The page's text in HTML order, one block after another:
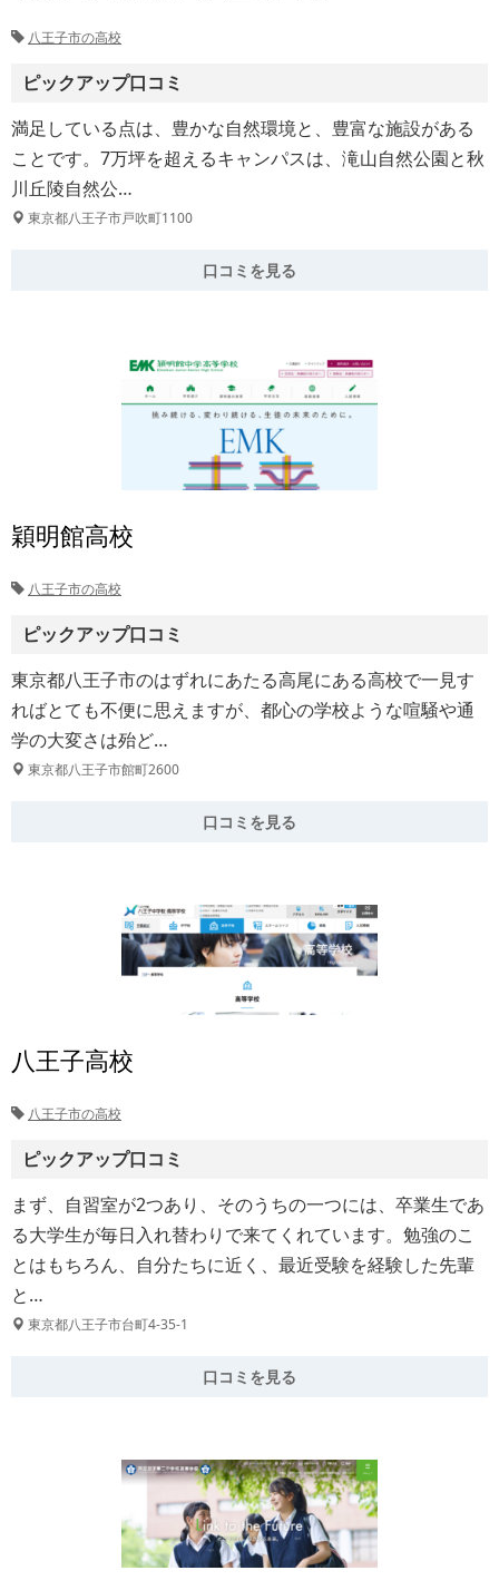
八王子市の高校
ピックアップ口コミ
満足している点は、豊かな自然環境と、豊富な施設がある
ことです。7万坪を超えるキャンパスは、滝山自然公園と秋
川丘陵自然公…
東京都八王子市戸吹町1100
口コミを見る
穎明館高校
八王子市の高校
ピックアップ口コミ
東京都八王子市のはずれにあたる高尾にある高校で一見す
ればとても不便に思えますが、都心の学校ような喧騒や通
学の大変さは殆ど…
東京都八王子市館町2600
口コミを見る
八王子高校
八王子市の高校
ピックアップ口コミ
まず、自習室が2つあり、そのうちの一つには、卒業生であ
る大学生が毎日入れ替わりで来てくれています。勉強のこ
とはもちろん、自分たちに近く、最近受験を経験した先輩
と…
東京都八王子市台町4-35-1
口コミを見る